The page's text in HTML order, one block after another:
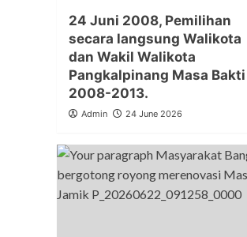
24 Juni 2008, Pemilihan
secara langsung Walikota
dan Wakil Walikota
Pangkalpinang Masa Bakti
2008-2013.
Admin 24 June 2026